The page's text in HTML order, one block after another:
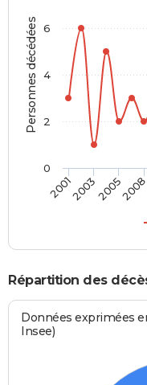
Personnes décédées
2001200320052008
0
2
4
6
Répartition des
Données exprimées
Insee)